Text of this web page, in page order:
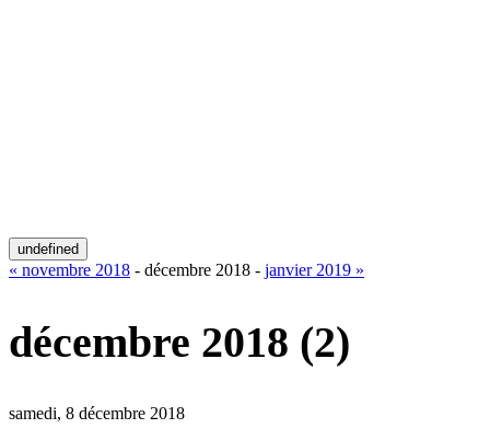
undefined
« novembre 2018 - décembre 2018 - janvier 2019 »
décembre 2018 (2)
samedi, 8 décembre 2018